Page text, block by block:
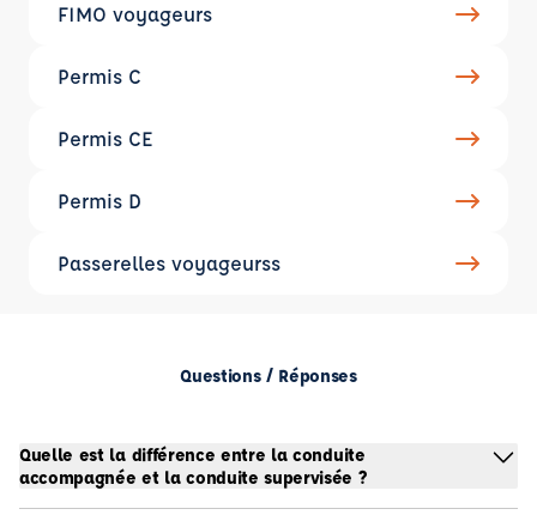
FIMO voyageurs
Permis C
Permis CE
Permis D
Passerelles voyageurss
Questions / Réponses
Quelle est la différence entre la conduite
accompagnée et la conduite supervisée ?